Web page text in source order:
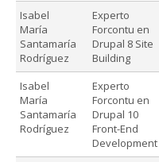
Isabel
María
Santamaría
Rodríguez
Experto
Forcontu en
Drupal 8 Site
Building
Isabel
María
Santamaría
Rodríguez
Experto
Forcontu en
Drupal 10
Front-End
Development